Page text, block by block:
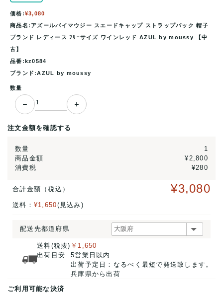
価格:¥3,080
商品名:アズールバイマウジー スエードキャップ ストラップバック 帽子
ブランド レディース ﾌﾘｰサイズ ワインレッド AZUL by moussy 【中
古】
品番:kz0584
ブランド:AZUL by moussy
数量
注文金額を確認する
数量
1
商品金額
¥2,800
消費税
¥280
合計金額（税込） ¥3,080
送料： ¥1,650(見込み)
配送先都道府県
送料(税抜)
出荷目安
￥1,650
5営業日以内
出荷予定日：なるべく最短で発送致します。
兵庫県から出荷
ご利用可能な決済